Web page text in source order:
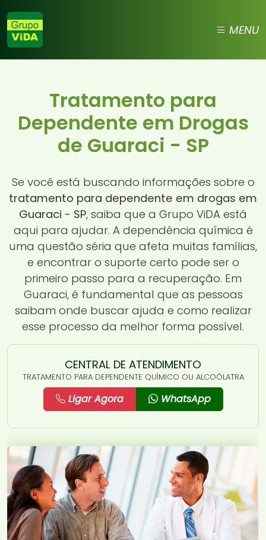
MENU
Tratamento para
Dependente em Drogas
de Guaraci - SP
Se você está buscando informações sobre o
tratamento para dependente em drogas em
Guaraci - SP, saiba que a Grupo ViDA está
aqui para ajudar. A dependência química é
uma questão séria que afeta muitas famílias,
e encontrar o suporte certo pode ser o
primeiro passo para a recuperação. Em
Guaraci, é fundamental que as pessoas
saibam onde buscar ajuda e como realizar
esse processo da melhor forma possível.
CENTRAL DE ATENDIMENTO
TRATAMENTO PARA DEPENDENTE QUÍMICO OU ALCOÓLATRA
Ligar Agora WhatsApp